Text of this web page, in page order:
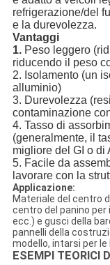
refrigerazione/del
e la durevolezza.
Vantaggi
1. Peso leggero
riducendo il peso
2. Isolamento (un
alluminio)
3. Durevolezza
contaminazione
4. Tasso di
(generalmente, il
migliore del GI o di
5. Facile da
lavorare con la
Applicazione:
Materiale del centro
centro del panino per
ecc.) e gusci della
pannelli della
modello, intarsi per
ESEMPI TEORICI